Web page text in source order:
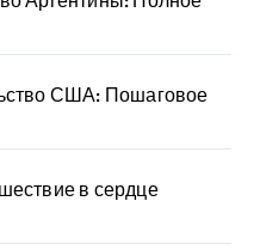
США: Пошаговое
в сердце